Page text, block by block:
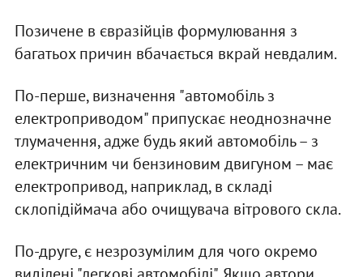
Позичене в євразійців формулювання з
багатьох причин вбачається вкрай невдалим.
По-перше, визначення "автомобіль з
електроприводом" припускає неоднозначне
тлумачення, адже будь який автомобіль – з
електричним чи бензиновим двигуном – має
електропривод, наприклад, в складі
склопідіймача або очищувача вітрового скла.
По-друге, є незрозумілим для чого окремо